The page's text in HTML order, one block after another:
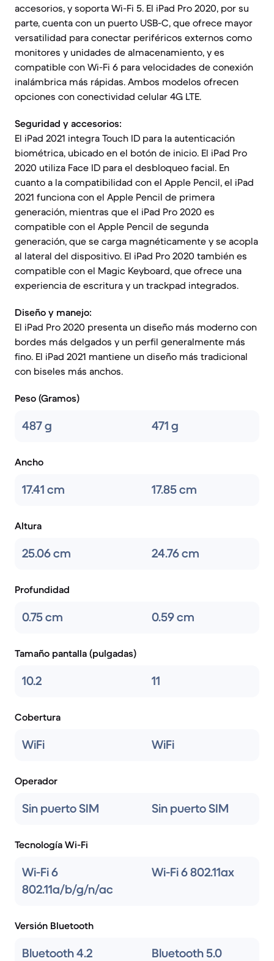
accesorios, y soporta Wi-Fi 5. El iPad Pro 2020, por su
parte, cuenta con un puerto USB-C, que ofrece mayor
versatilidad para conectar periféricos externos como
monitores y unidades de almacenamiento, y es
compatible con Wi-Fi 6 para velocidades de conexión
inalámbrica más rápidas. Ambos modelos ofrecen
opciones con conectividad celular 4G LTE.
Seguridad y accesorios:
El iPad 2021 integra Touch ID para la autenticación
biométrica, ubicado en el botón de inicio. El iPad Pro
2020 utiliza Face ID para el desbloqueo facial. En
cuanto a la compatibilidad con el Apple Pencil, el iPad
2021 funciona con el Apple Pencil de primera
generación, mientras que el iPad Pro 2020 es
compatible con el Apple Pencil de segunda
generación, que se carga magnéticamente y se acopla
al lateral del dispositivo. El iPad Pro 2020 también es
compatible con el Magic Keyboard, que ofrece una
experiencia de escritura y un trackpad integrados.
Diseño y manejo:
El iPad Pro 2020 presenta un diseño más moderno con
bordes más delgados y un perfil generalmente más
fino. El iPad 2021 mantiene un diseño más tradicional
con biseles más anchos.
Peso (Gramos)
487 g 471 g
Ancho
17.41 cm 17.85 cm
Altura
25.06 cm 24.76 cm
Profundidad
0.75 cm 0.59 cm
Tamaño pantalla (pulgadas)
10.2 11
Cobertura
WiFi WiFi
Operador
Sin puerto SIM Sin puerto SIM
Tecnología Wi-Fi
Wi-Fi 6
802.11a/b/g/n/ac
Wi-Fi 6 802.11ax
Versión Bluetooth
Bluetooth 4.2 Bluetooth 5.0